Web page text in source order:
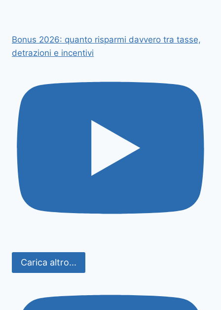
Bonus 2026: quanto risparmi davvero tra tasse,
detrazioni e incentivi
Carica altro...